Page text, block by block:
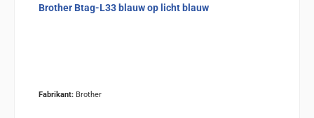
Brother Btag-L33 blauw op licht blauw
Fabrikant: Brother